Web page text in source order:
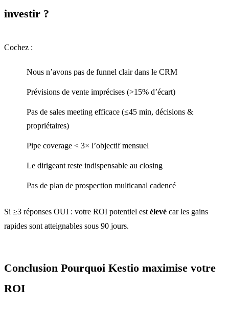
investir ?
Cochez :
Nous n’avons pas de funnel clair dans le CRM
Prévisions de vente imprécises (>15% d’écart)
Pas de sales meeting efficace (≤45 min, décisions &
propriétaires)
Pipe coverage < 3× l’objectif mensuel
Le dirigeant reste indispensable au closing
Pas de plan de prospection multicanal cadencé
Si ≥3 réponses OUI : votre ROI potentiel est élevé car les gains
rapides sont atteignables sous 90 jours.
Conclusion Pourquoi Kestio maximise votre
ROI